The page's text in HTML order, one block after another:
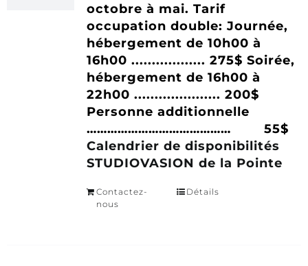
octobre à mai. Tarif
occupation double: Journée,
hébergement de 10h00 à
16h00 .................. 275$ Soirée,
hébergement de 16h00 à
22h00 ..................... 200$
Personne additionnelle
…………………………………… 55$
Calendrier de disponibilités
STUDIOVASION de la Pointe
Contactez-
nous
Détails